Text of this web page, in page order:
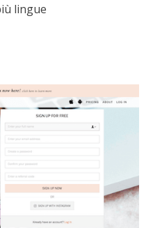
lingue